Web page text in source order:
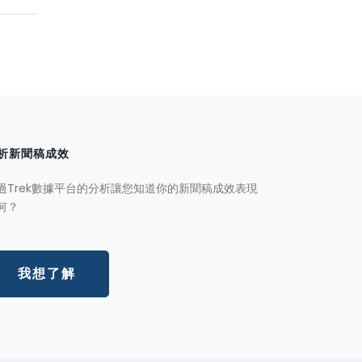
新聞稿成效
Trek數據平台的分析讓您知道你的新聞稿成效表現
？
我想了解